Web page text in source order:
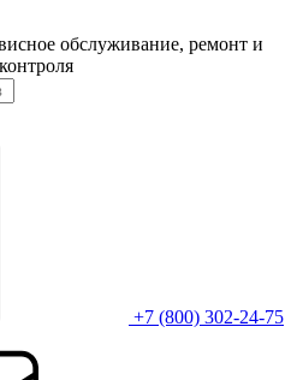
обслуживание, ремонт и
+7 (800) 302-24-75